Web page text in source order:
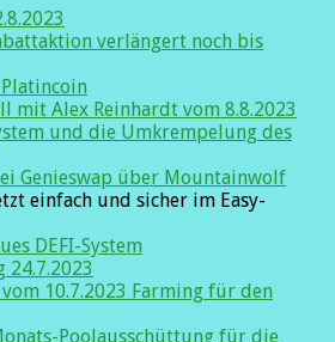
verlängert noch bis
Platincoin
mit Alex Reinhardt vom 8.8.2023
und die Umkrempelung des
Genieswap über Mountainwolf
einfach und sicher im Easy-
DEFI-System
24.7.2023
10.7.2023 Farming für den
Poolausschüttung für die